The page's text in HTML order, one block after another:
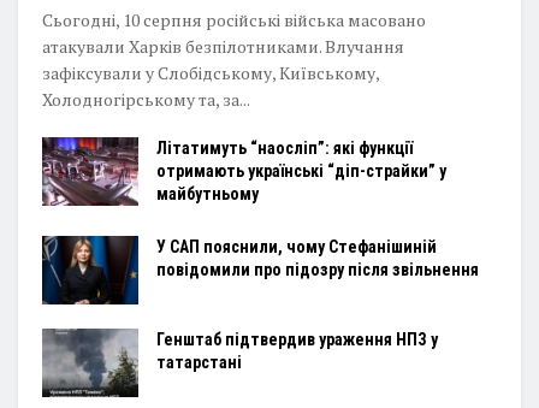
Сьогодні, 10 серпня російські війська масовано
атакували Харків безпілотниками. Влучання
зафіксували у Слобідському, Київському,
Холодногірському та, за...
Літатимуть “наосліп”: які функції
отримають українські “діп-страйки” у
майбутньому
У САП пояснили, чому Стефанішиній
повідомили про підозру після звільнення
Генштаб підтвердив ураження НПЗ у
татарстані